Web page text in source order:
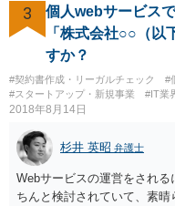
は、その商品を売ったとき
尽くされている（用尽、消
で、商標権者の預かり知ら
（コピー品やリメイク品）
酷い品質であれば、商標権者
すし、その証商標権者にクレ
害します。その商品が流通
般消費者の信頼も害すること
べき利益が入らないことにな
生じません。
3
個人webサービス
「株式会社○○（以
すか？
#契約書作成・リーガルチェック
#
#スタートアップ・新規事業
#IT業
2018年8月14日
杉井 英昭 弁護士
Webサービスの運営をされ
ちんと検討されていて、素